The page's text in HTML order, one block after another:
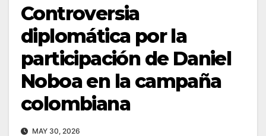
Controversia
diplomática por la
participación de Daniel
Noboa en la campaña
colombiana
MAY 30, 2026